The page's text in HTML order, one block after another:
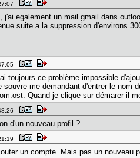
j'ai egalement un mail gmail dans
suite a la suppression d'environs
toujours ce problème impossible
souvre me demandant d'entrer le
Quand je clique sur démarer il
d'un nouveau profil ?
un compte. Mais pas un nouveau